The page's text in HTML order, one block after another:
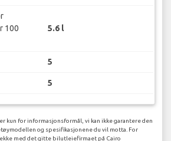
100
5.6 l
5
5
kun for informasjonsformål, vi kan ikke garantere den
og spesifikasjonene du vil motta. For
med det gitte bilutleiefirmaet på Cairo